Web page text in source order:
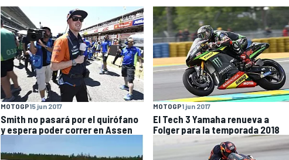
MOTOGP15 jun 2017
Smith no pasará por el quirófano
y espera poder correr en Assen
MOTOGP1 jun 2017
El Tech 3 Yamaha renueva a
Folger para la temporada 2018